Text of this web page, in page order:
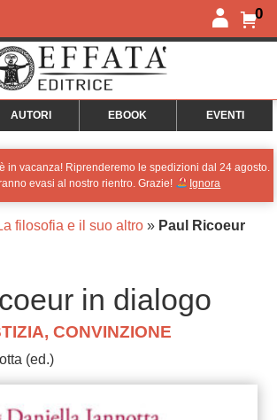
0
AUTORI EBOOK EVENTI
in vacanza! Riprenderemo le spedizioni dal 24 agosto.
evasi al nostro rientro. Grazie!
Ignora
filosofia e il suo altro» Paul Ricoeur
in dialogo
CONVINZIONE
(ed.)